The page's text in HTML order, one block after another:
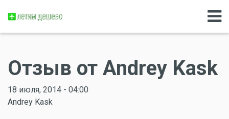
Отзыв от Andrey Kask
18 июля, 2014 - 04:00
Andrey Kask